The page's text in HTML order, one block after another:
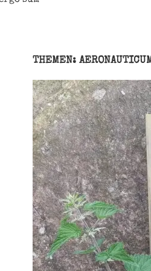
THEMEN: